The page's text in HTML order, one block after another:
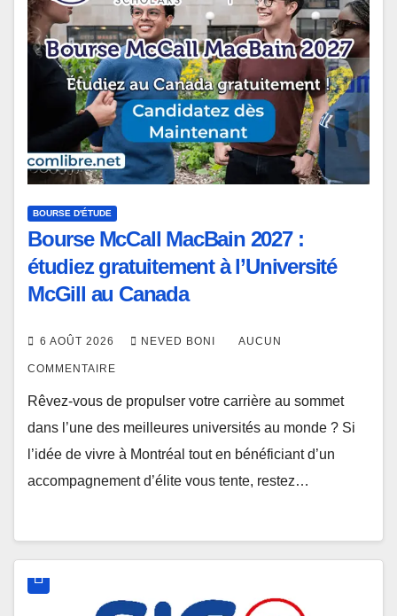
BOURSE D'ÉTUDE
Bourse McCall MacBain 2027 :
étudiez gratuitement à l’Université
McGill au Canada
6 AOÛT 2026 NEVED BONI AUCUN
COMMENTAIRE
Rêvez-vous de propulser votre carrière au sommet
dans l’une des meilleures universités au monde ? Si
l’idée de vivre à Montréal tout en bénéficiant d’un
accompagnement d’élite vous tente, restez…